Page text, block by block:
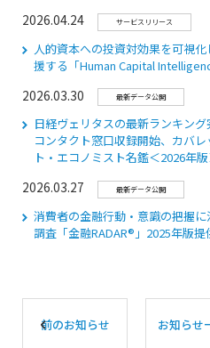
2026.04.24 サービスリリース
人的資本への投資対効果を可視
援する「Human Capital
2026.03.30 最新データ公開
日経ヴェリタスの最新ランキン
コンタクト窓口収録開始、カバ
ト・エコノミスト名鑑＜2026年
2026.03.27 最新データ公開
消費者の金融行動・意識の把握
調査「⾦融RADAR®」2025年版提
前のお知らせ お知らせ